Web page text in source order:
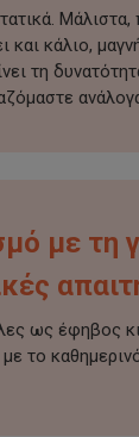
Μάλιστα,
και κάλιο,
τη
ανάλογα
με τη
ως έφηβος
το